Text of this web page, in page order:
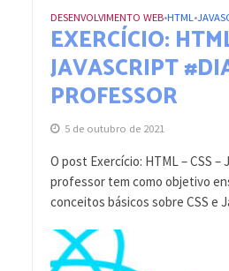
DESENVOLVIMENTO WEB•HTML•
EXERCÍCIO:
JAVASCRIPT
PROFESSOR
5 de outubro de 2021
O post Exercício: HTML – CSS –
professor tem como objetivo
conceitos básicos sobre CSS e